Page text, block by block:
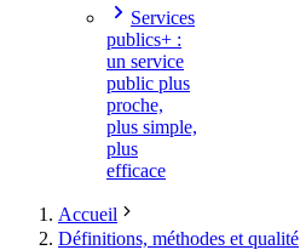
Services
publics+ :
un service
public plus
proche,
plus simple,
plus
efficace
Accueil
Définitions, méthodes et qualité